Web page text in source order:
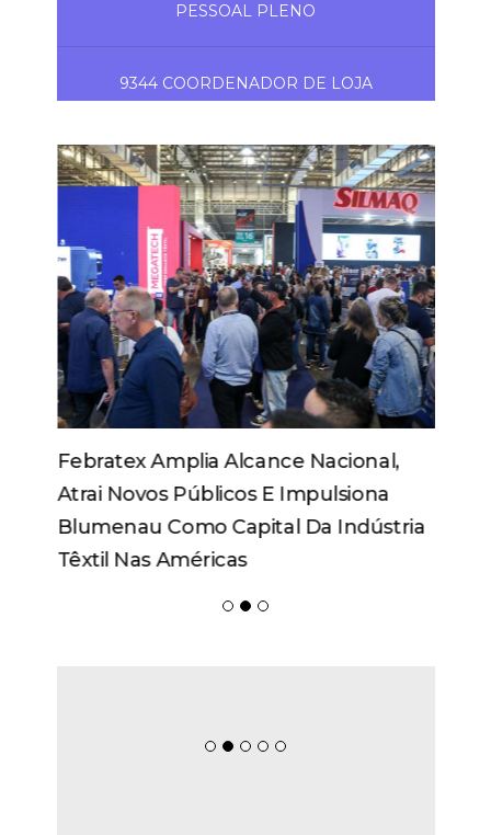
PESSOAL PLENO
9344 COORDENADOR DE LOJA
Febratex Amplia Alcance Nacional,
Atrai Novos Públicos E Impulsiona
Blumenau Como Capital Da Indústria
Têxtil Nas Américas